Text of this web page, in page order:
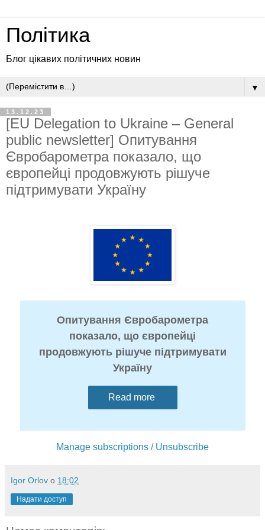
Політика
Блог цікавих політичних новин
▼
13.12.23
[EU Delegation to Ukraine – General
public newsletter] Опитування
Євробарометра показало, що
європейці продовжують рішуче
підтримувати Україну
Опитування Євробарометра
показало, що європейці
продовжують рішуче підтримувати
Україну
Read more
Manage subscriptions / Unsubscribe
Igor Orlov о 18:02
Надати доступ